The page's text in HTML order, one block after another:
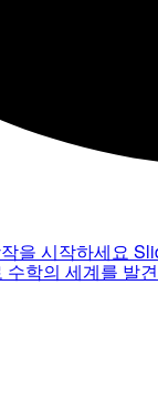
을 시작하세요
수학의 세계를 발